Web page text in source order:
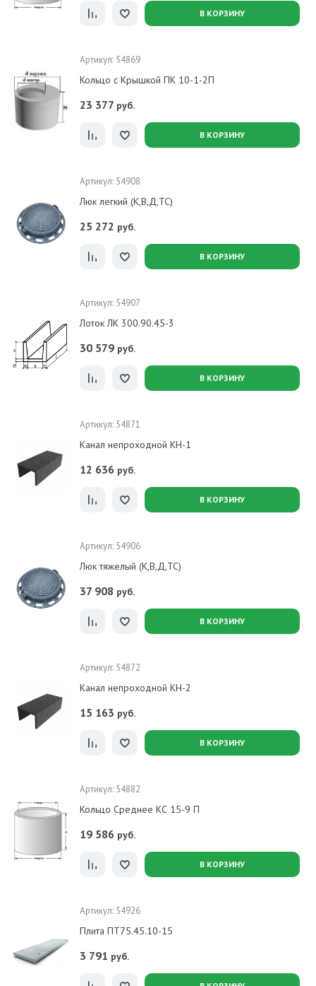
В КОРЗИНУ
Артикул: 54869
Кольцо с Крышкой ПК 10-1-2П
23 377 руб.
В КОРЗИНУ
Артикул: 54908
Люк легкий (К,В,Д,ТС)
25 272 руб.
В КОРЗИНУ
Артикул: 54907
Лоток ЛК 300.90.45-3
30 579 руб.
В КОРЗИНУ
Артикул: 54871
Канал непроходной КН-1
12 636 руб.
В КОРЗИНУ
Артикул: 54906
Люк тяжелый (К,В,Д,ТС)
37 908 руб.
В КОРЗИНУ
Артикул: 54872
Канал непроходной КН-2
15 163 руб.
В КОРЗИНУ
Артикул: 54882
Кольцо Среднее КС 15-9 П
19 586 руб.
В КОРЗИНУ
Артикул: 54926
Плита ПТ75.45.10-15
3 791 руб.